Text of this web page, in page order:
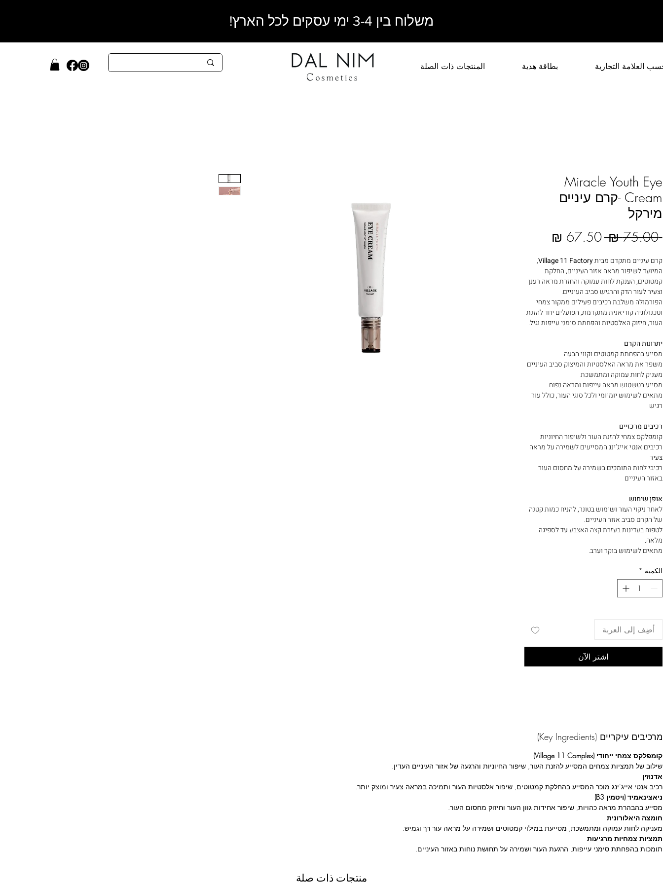
משלוח בין 3-4 ימי עסקים לכל הארץ!
العلامة التجارية بطاقة هدية المنتجات ذات الصلة
Miracle Youth Eye
Cream -קרם עיניים
מירקל
‏75.00 ₪ سعر عادي
‏67.50 ₪
קרם עיניים מתקדם מביתVillage 11 Factory
,
המיועד לשיפור מראה אזור העיניים, החלקת
קמטוטים, הענקת לחות עמוקה והחזרת מראה רענן
וצעיר לעור הדק והרגיש סביב העיניים.
הפורמולה משלבת רכיבים פעילים ממקור צמחי
וטכנולוגיה קוריאנית מתקדמת, הפועלים יחד להזנת
העור, חיזוק האלסטיות והפחתת סימני עייפות וגיל.
יתרונות הקרם
מסייע בהפחתת קמטוטים וקווי הבעה
משפר את מראה האלסטיות והמיצוק סביב העיניים
מעניק לחות עמוקה ומתמשכת
מסייע בטשטוש מראה עייפות ומראה נפוח
מתאים לשימוש יומיומי ולכל סוגי העור, כולל עור
רגיש
רכיבים מרכזיים
קומפלקס צמחי להזנת העור ולשיפור החיוניות
רכיבים אנטי אייג’ינג המסייעים לשמירה על מראה
צעיר
רכיבי לחות התומכים בשמירה על מחסום העור
באזור העיניים
אופן שימוש
לאחר ניקוי העור ושימוש בטונר, להניח כמות קטנה
של הקרם סביב אזור העיניים.
לטפוח בעדינות בעזרת קצה האצבע עד לספיגה
מלאה.
מתאים לשימוש בוקר וערב.
الكمية *
أضِف إلى العربة
اشترِ الآن
מרכיבים עיקריים (Key Ingredients)
קומפלקס צמחי ייחודי (Village 11 Complex)
שילוב של תמציות צמחים המסייע להזנת העור, שיפור החיוניות והרגעה של אזור העיניים העדין.
אדנוזין
רכיב אנטי אייג’ינג מוכר המסייע בהחלקת קמטוטים, שיפור אלסטיות העור ותמיכה במראה צעיר ומוצק יותר.
ניאצינאמיד (ויטמין B3)
מסייע בהבהרת מראה כהויות, שיפור אחידות גוון העור וחיזוק מחסום העור.
חומצה היאלורונית
מעניקה לחות עמוקה ומתמשכת, מסייעת במילוי קמטוטים ושמירה על מראה עור רך וגמיש.
תמציות צמחיות מרגיעות
תומכות בהפחתת סימני עייפות, הרגעת העור ושמירה על תחושת נוחות באזור העיניים.
منتجات ذات صلة